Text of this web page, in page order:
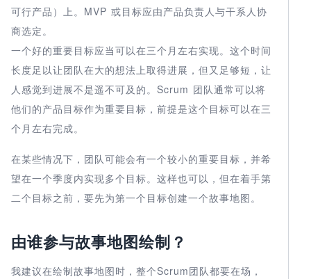
可行产品）上。MVP 或目标应由产品负责人与干系人协
商选定。
一个好的重要目标应当可以在三个月左右实现。这个时间
长度足以让团队在大的想法上取得进展，但又足够短，让
人感觉到进展不是遥不可及的。Scrum 团队通常可以将
他们的产品目标作为重要目标，前提是这个目标可以在三
个月左右完成。
在某些情况下，团队可能会有一个较小的重要目标，并希
望在一个季度内实现多个目标。这样也可以，但在着手第
二个目标之前，要先为第一个目标创建一个故事地图。
由谁参与故事地图绘制？
我建议在绘制故事地图时，整个Scrum团队都要在场，